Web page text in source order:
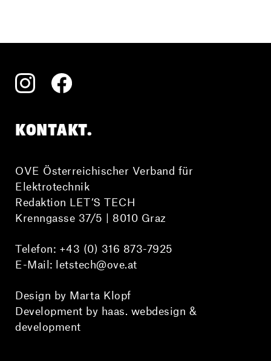
KONTAKT.
OVE Österreichischer Verband für
Elektrotechnik
Redaktion LET’S TECH
Krenngasse 37/5 | 8010 Graz
Telefon: +43 (0) 316 873-7925
E-Mail: letstech@ove.at
Design by Marta Klopf
Development by haas. webdesign &
development